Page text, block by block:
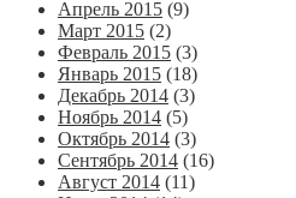
Апрель 2015 (9)
Март 2015 (2)
Февраль 2015 (3)
Январь 2015 (18)
Декабрь 2014 (3)
Ноябрь 2014 (5)
Октябрь 2014 (3)
Сентябрь 2014 (16)
Август 2014 (11)